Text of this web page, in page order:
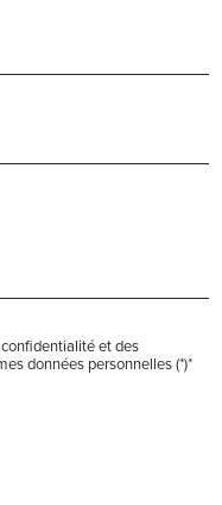
et des
données personnelles (*)*